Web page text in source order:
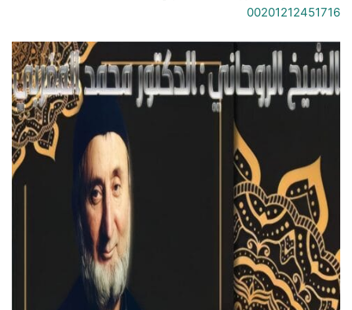
00201212451716